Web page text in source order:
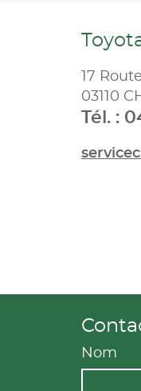
17
03110
Tél. :
Nom